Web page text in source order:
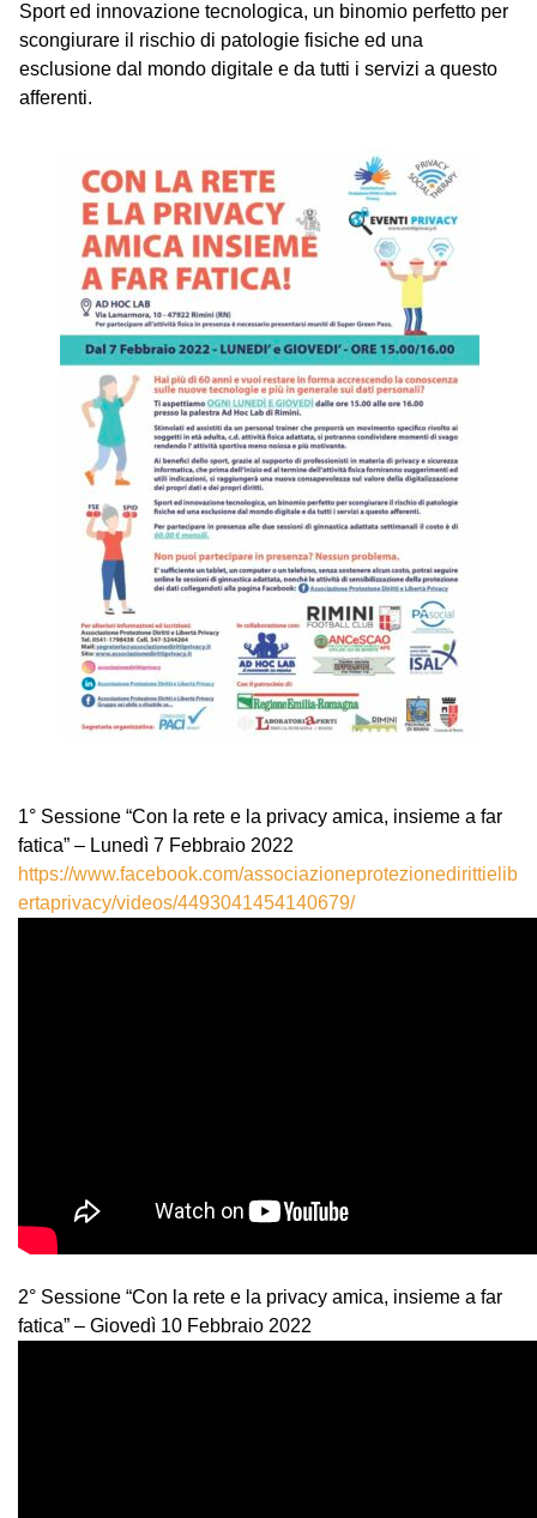
Sport ed innovazione tecnologica, un binomio perfetto per
scongiurare il rischio di patologie fisiche ed una
esclusione dal mondo digitale e da tutti i servizi a questo
afferenti.
1° Sessione “Con la rete e la privacy amica, insieme a far
fatica” – Lunedì 7 Febbraio 2022
https://www.facebook.com/associazioneprotezionedirittielib
ertaprivacy/videos/4493041454140679/
2° Sessione “Con la rete e la privacy amica, insieme a far
fatica” – Giovedì 10 Febbraio 2022